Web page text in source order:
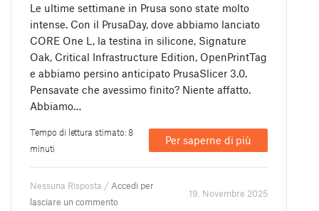
Le ultime settimane in Prusa sono state molto
intense. Con il PrusaDay, dove abbiamo lanciato
CORE One L, la testina in silicone, Signature
Oak, Critical Infrastructure Edition, OpenPrintTag
e abbiamo persino anticipato PrusaSlicer 3.0.
Pensavate che avessimo finito? Niente affatto.
Abbiamo…
Tempo di lettura stimato: 8
minuti
Per saperne di più
Nessuna Risposta / Accedi per
lasciare un commento
19. Novembre 2025